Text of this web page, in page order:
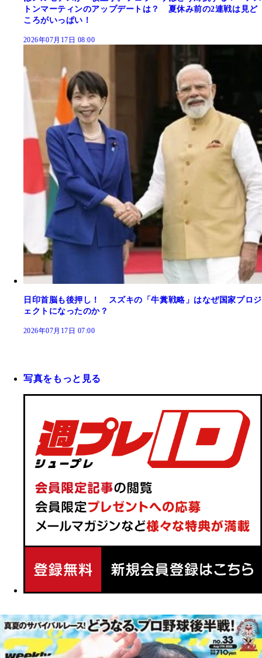
トンマーティンのアップデートは？ 夏休み前の2連戦は見ど
ころがいっぱい！
2026年07月17日 08:00
日印首脳も後押し！ スズキの「牛糞戦略」はなぜ国家プロジ
ェクトになったのか？
2026年07月17日 07:00
写真をもっと見る